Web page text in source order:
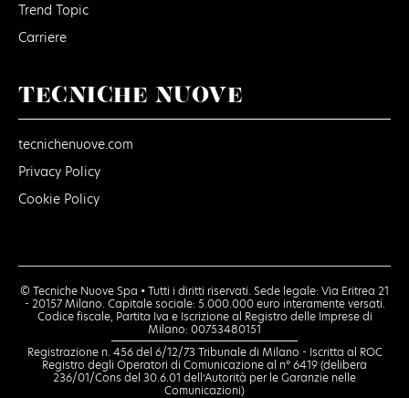
Trend Topic
Carriere
TECNICHE NUOVE
tecnichenuove.com
Privacy Policy
Cookie Policy
© Tecniche Nuove Spa • Tutti i diritti riservati. Sede legale: Via Eritrea 21
- 20157 Milano. Capitale sociale: 5.000.000 euro interamente versati.
Codice fiscale, Partita Iva e Iscrizione al Registro delle Imprese di
Milano: 00753480151
Registrazione n. 456 del 6/12/73 Tribunale di Milano - Iscritta al ROC
Registro degli Operatori di Comunicazione al n° 6419 (delibera
236/01/Cons del 30.6.01 dell’Autorità per le Garanzie nelle
Comunicazioni)